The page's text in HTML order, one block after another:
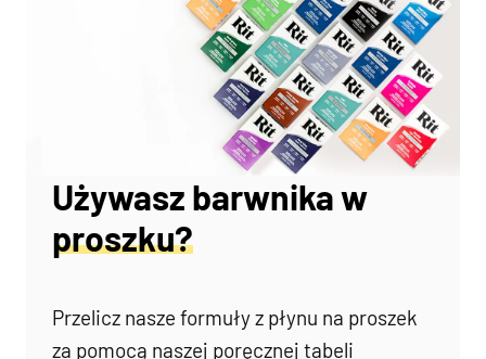
Używasz barwnika w
proszku?
Przelicz nasze formuły z płynu na proszek
za pomocą naszej poręcznej tabeli